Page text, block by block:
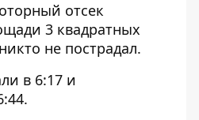
отсек
3 квадратных
не пострадал.
в 6:17 и